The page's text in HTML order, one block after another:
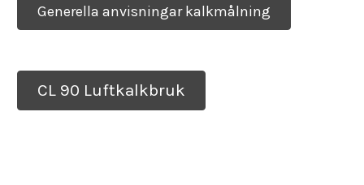
Generella anvisningar kalkmålning
CL 90 Luftkalkbruk